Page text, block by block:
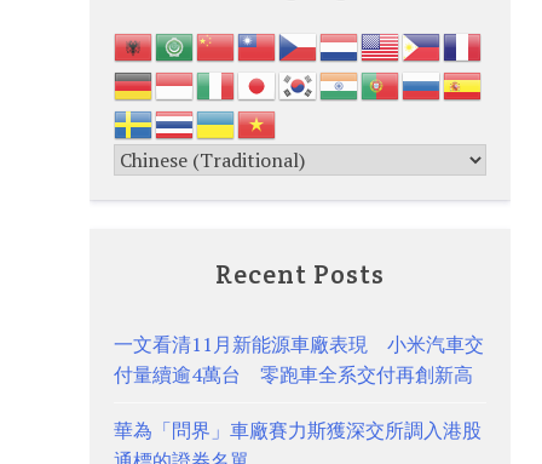
Recent Posts
一文看清11月新能源車廠表現 小米汽車交
付量續逾4萬台 零跑車全系交付再創新高
華為「問界」車廠賽力斯獲深交所調入港股